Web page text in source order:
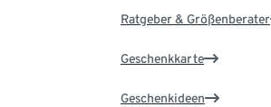
Ratgeber & Größenberater
Geschenkkarte
Geschenkideen